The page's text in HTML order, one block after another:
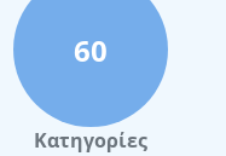
60
Κατηγορίες